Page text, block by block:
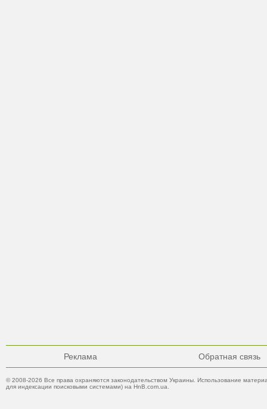
Реклама Обратная связь
© 2008-2026 Все права охраняются законодательством Украины. Использование
для индексации поисковыми системами) на HnB.com.ua.